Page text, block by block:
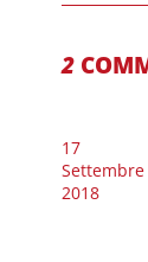
2
17
Settembre
2018